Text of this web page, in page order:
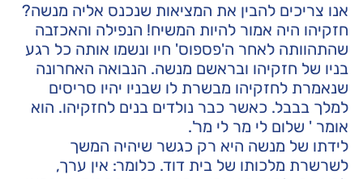
אנו צריכים להבין את המציאות שנכנס אליה מנשה?
חזקיהו היה אמור להיות המשיח! הנפילה והאכזבה
שהתהוותה לאחר ה'פספוס' חיו ונשמו אותה כל רגע
בניו של חזקיהו ובראשם מנשה. הנבואה האחרונה
שנאמרת לחזקיהו מבשרת לו שבניו יהיו סריסים
למלך בבבל. כאשר כבר נולדים בנים לחזקיהו. הוא
אומר ' שלום לי מר לי מר'.
לידתו של מנשה היא רק כגשר שיהיה המשך
לשרשרת מלכותו של בית דוד. כלומר: אין ערך,